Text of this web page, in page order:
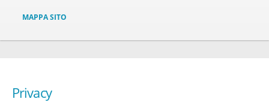
MAPPA SITO
Privacy